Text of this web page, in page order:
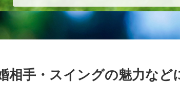
相手・スイングの魅力など